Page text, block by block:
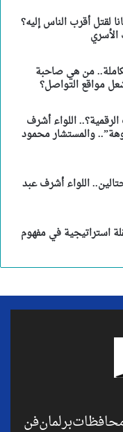
لقتل أقرب الناس إليه؟
من هي صاحبة
مواقع التواصل؟
اللواء أشرف
والمستشار محمود
اللواء أشرف عبد
استراتيجية في مفهوم
برلمانفن